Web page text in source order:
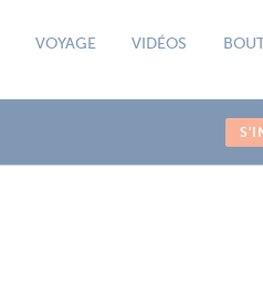
VOYAGE VIDÉOS